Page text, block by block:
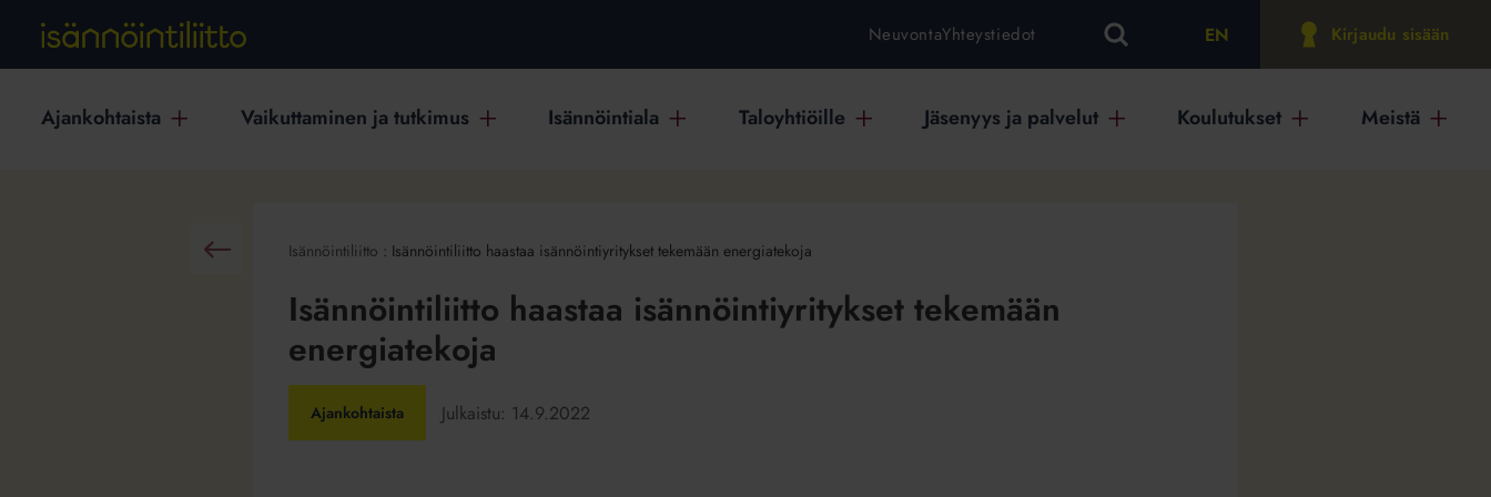
NeuvontaYhteystiedot EN Kirjaudu sisään
Ajankohtaista Vaikuttaminen ja tutkimus Isännöintiala Taloyhtiöille Jäsenyys ja palvelut Koulutukset Meistä
Takaisin Isännöintiliitto : Isännöintiliitto haastaa isännöintiyritykset tekemään energiatekoja
Isännöintiliitto haastaa isännöintiyritykset tekemään
energiatekoja
Ajankohtaista Julkaistu: 14.9.2022